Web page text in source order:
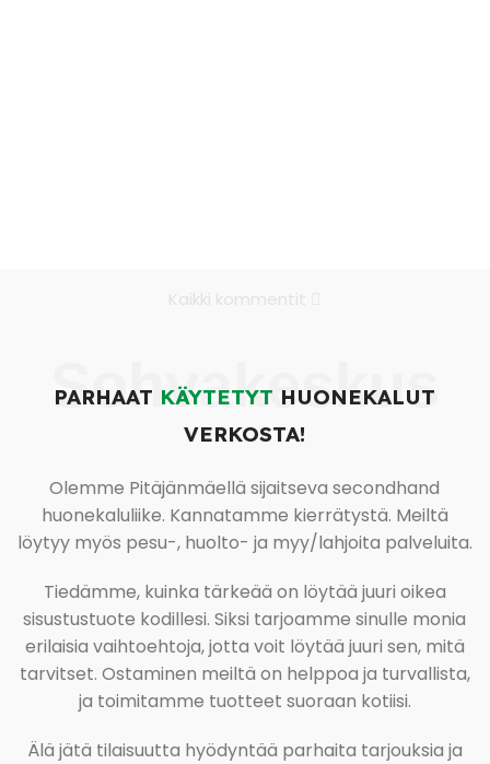
Sohvakeskus
PARHAAT KÄYTETYT HUONEKALUT
VERKOSTA!
Olemme Pitäjänmäellä sijaitseva secondhand
huonekaluliike. Kannatamme kierrätystä. Meiltä
löytyy myös pesu-, huolto- ja myy/lahjoita palveluita.
Tiedämme, kuinka tärkeää on löytää juuri oikea
sisustustuote kodillesi. Siksi tarjoamme sinulle monia
erilaisia vaihtoehtoja, jotta voit löytää juuri sen, mitä
tarvitset. Ostaminen meiltä on helppoa ja turvallista,
ja toimitamme tuotteet suoraan kotiisi.
Älä jätä tilaisuutta hyödyntää parhaita tarjouksia ja